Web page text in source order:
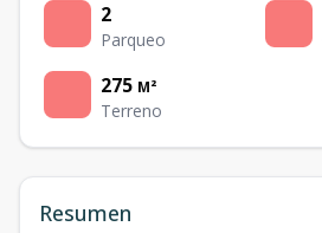
2
Parqueo
275 M²
Terreno
Resumen